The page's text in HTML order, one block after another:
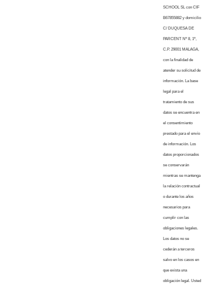
SCHOOL SL con CIF
B67855882 y domicilio
C/ DUQUESA DE
PARCENT Nº 8, 1º,
C.P. 29001 MALAGA,
con la finalidad de
atender su solicitud de
información. La base
legal para el
tratamiento de sus
datos se encuentra en
el consentimiento
prestado para el envío
de información. Los
datos proporcionados
se conservarán
mientras se mantenga
la relación contractual
o durante los años
necesarios para
cumplir con las
obligaciones legales.
Los datos no se
cederán a terceros
salvo en los casos en
que exista una
obligación legal. Usted